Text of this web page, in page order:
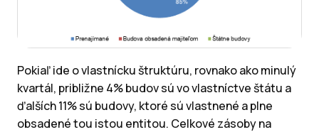
Pokiaľ ide o vlastnícku štruktúru, rovnako ako minulý
kvartál, približne 4% budov sú vo vlastníctve štátu a
ďalších 11% sú budovy, ktoré sú vlastnené a plne
obsadené tou istou entitou. Celkové zásoby na